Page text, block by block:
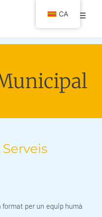
format per un equip humà
CA